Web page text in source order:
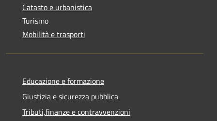
Catasto e urbanistica
Turismo
Mobilità e trasporti
Educazione e formazione
Giustizia e sicurezza pubblica
Tributi,finanze e contravvenzioni